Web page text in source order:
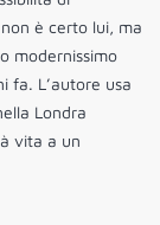
è certo lui, ma
modernissimo
fa. L’autore usa
Londra
vita a un